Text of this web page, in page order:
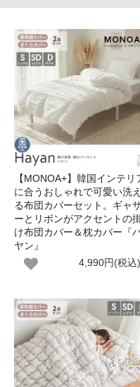
【MONOA+】韓国インテリ
に合うおしゃれで可愛い洗え
る布団カバーセット。ギャ
ーとリボンがアクセントの
け布団カバー＆枕カバー『
ヤン』
4,990円(税込